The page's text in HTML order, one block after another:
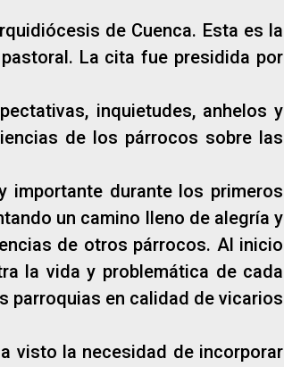
de Cuenca. Esta es la
La cita fue presidida por
inquietudes, anhelos y
de los párrocos sobre las
importante durante los primeros
un camino lleno de alegría y
de otros párrocos. Al inicio
la vida y problemática de cada
parroquias en calidad de vicarios
visto la necesidad de incorporar